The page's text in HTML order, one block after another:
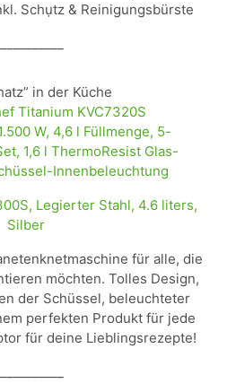
Schụtz & Reinigungsbürste
in der Küche
Legierter Stahl, 4.6 liters,
Silber
für alle, die
möchten. Tolles Design,
der Schüssel, beleuchteter
perfekten Produkt für jede
für deine Lieblingsrezepte!